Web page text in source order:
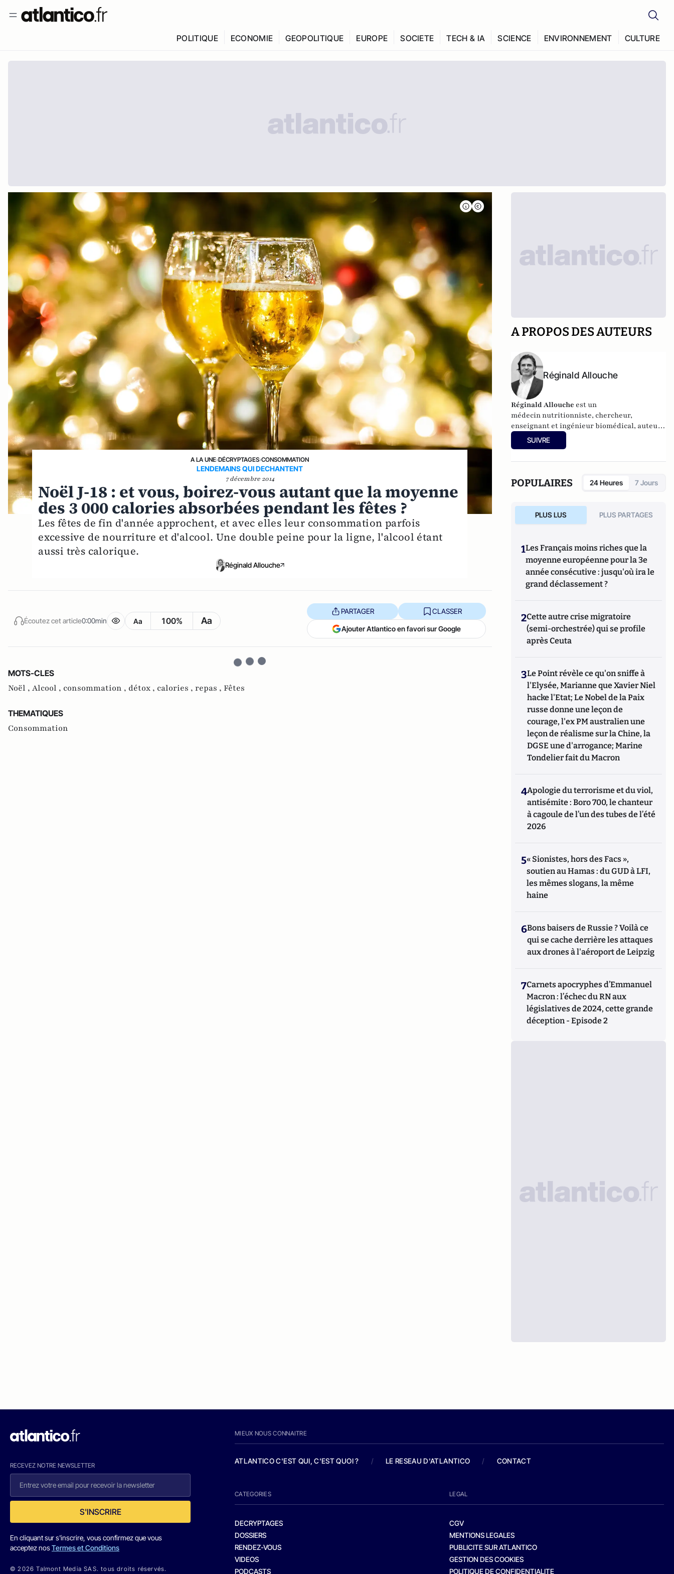
POLITIQUE ECONOMIE GEOPOLITIQUE EUROPE SOCIETE TECH & IA SCIENCE ENVIRONNEMENT CULTURE
A LA UNE›DÉCRYPTAGES›CONSOMMATION
LENDEMAINS QUI DECHANTENT
7 décembre 2014
Noël J-18 : et vous, boirez-vous autant que la moyenne
des 3 000 calories absorbées pendant les fêtes ?
Les fêtes de fin d'année approchent, et avec elles leur consommation parfois
excessive de nourriture et d'alcool. Une double peine pour la ligne, l'alcool étant
aussi très calorique.
Réginald Allouche
Écoutez cet article0:00min Aa 100% Aa
PARTAGER CLASSER
Ajouter Atlantico en favori sur Google
MOTS-CLES
Noël , Alcool , consommation , détox , calories , repas , Fêtes
THEMATIQUES
Consommation
A PROPOS DES AUTEURS
Réginald Allouche
Réginald Allouche est un
médecin nutritionniste, chercheur,
enseignant et ingénieur biomédical, auteur
de nombreux articles scientifiques et de
plusieurs ouvrages consacrés à des thèmes
SUIVRE
POPULAIRES 24 Heures 7 Jours
PLUS LUS PLUS PARTAGES
1Les Français moins riches que la
moyenne européenne pour la 3e
année consécutive : jusqu'où ira le
grand déclassement ?
2Cette autre crise migratoire
(semi-orchestrée) qui se profile
après Ceuta
3Le Point révèle ce qu'on sniffe à
l'Elysée, Marianne que Xavier Niel
hacke l'Etat; Le Nobel de la Paix
russe donne une leçon de
courage, l'ex PM australien une
leçon de réalisme sur la Chine, la
DGSE une d'arrogance; Marine
Tondelier fait du Macron
4Apologie du terrorisme et du viol,
antisémite : Boro 700, le chanteur
à cagoule de l’un des tubes de l’été
2026
5« Sionistes, hors des Facs »,
soutien au Hamas : du GUD à LFI,
les mêmes slogans, la même
haine
6Bons baisers de Russie ? Voilà ce
qui se cache derrière les attaques
aux drones à l'aéroport de Leipzig
7Carnets apocryphes d’Emmanuel
Macron : l’échec du RN aux
législatives de 2024, cette grande
déception - Episode 2
RECEVEZ NOTRE NEWSLETTER
S'INSCRIRE
En cliquant sur s'inscrire, vous confirmez que vous
acceptez nosTermes et Conditions
© 2026 Talmont Media SAS. tous droits réservés.
MIEUX NOUS CONNAITRE
ATLANTICO C'EST QUI, C'EST QUOI ? / LE RESEAU D'ATLANTICO / CONTACT
CATEGORIES
DECRYPTAGES
DOSSIERS
RENDEZ-VOUS
VIDEOS
PODCASTS
LEGAL
CGV
MENTIONS LEGALES
PUBLICITE SUR ATLANTICO
GESTION DES COOKIES
POLITIQUE DE CONFIDENTIALITE